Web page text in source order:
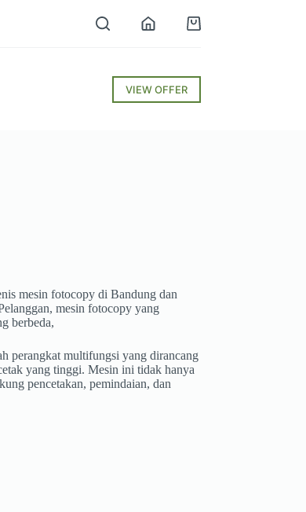
Shopping
VIEW OFFER
mesin fotocopy di Bandung dan
mesin fotocopy yang
berbeda,
perangkat multifungsi yang dirancang
yang tinggi. Mesin ini tidak hanya
pencetakan, pemindaian, dan